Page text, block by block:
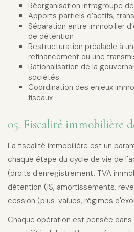
Réorganisation intragroupe
Apports partiels d’actifs,
Séparation entre immobilier
de détention
Restructuration préalable à
refinancement ou une
Rationalisation de la
sociétés
Coordination des enjeux
fiscaux
05. Fiscalité immobilière
La fiscalité immobilière est un
chaque étape du cycle de vie de
(droits d'enregistrement, TVA
détention (IS, amortissements,
cession (plus-values, régimes
Chaque opération est pensée